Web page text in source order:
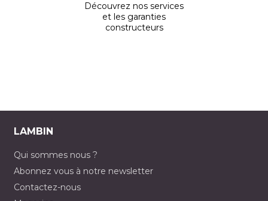
Découvrez nos services
et les garanties
constructeurs
LAMBIN
Qui sommes nous ?
Abonnez vous à notre newsletter
Contactez-nous